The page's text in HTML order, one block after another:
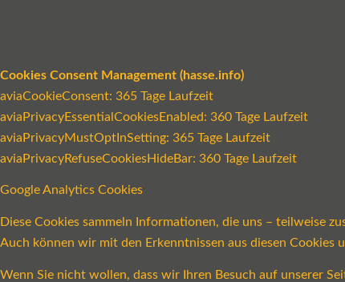
Cookies Consent Management (hasse.info)
aviaCookieConsent: 365 Tage Laufzeit
aviaPrivacyEssentialCookiesEnabled: 360 Tage Laufzeit
aviaPrivacyMustOptInSetting: 365 Tage Laufzeit
aviaPrivacyRefuseCookiesHideBar: 360 Tage Laufzeit
Google Analytics Cookies
Diese Cookies sammeln Informationen, die uns – teilweise
Auch können wir mit den Erkenntnissen aus diesen Cookies
Wenn Sie nicht wollen, dass wir Ihren Besuch auf unserer